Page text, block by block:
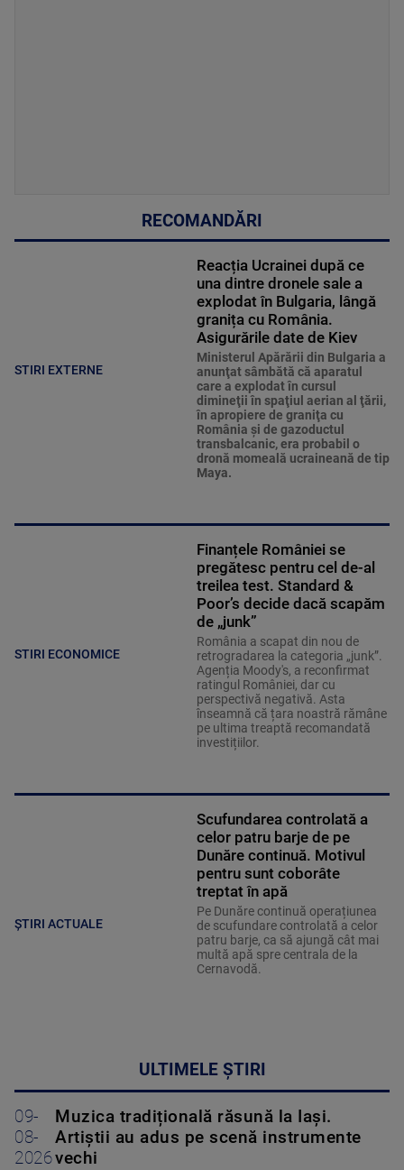
RECOMANDĂRI
STIRI EXTERNE
Reacția Ucrainei după ce
una dintre dronele sale a
explodat în Bulgaria, lângă
granița cu România.
Asigurările date de Kiev
Ministerul Apărării din Bulgaria a
anunţat sâmbătă că aparatul
care a explodat în cursul
dimineţii în spaţiul aerian al ţării,
în apropiere de graniţa cu
România şi de gazoductul
transbalcanic, era probabil o
dronă momeală ucraineană de tip
Maya.
STIRI ECONOMICE
Finanțele României se
pregătesc pentru cel de-al
treilea test. Standard &
Poor’s decide dacă scapăm
de „junk”
România a scapat din nou de
retrogradarea la categoria „junk”.
Agenția Moody's, a reconfirmat
ratingul României, dar cu
perspectivă negativă. Asta
înseamnă că țara noastră rămâne
pe ultima treaptă recomandată
investițiilor.
ȘTIRI ACTUALE
Scufundarea controlată a
celor patru barje de pe
Dunăre continuă. Motivul
pentru sunt coborâte
treptat în apă
Pe Dunăre continuă operațiunea
de scufundare controlată a celor
patru barje, ca să ajungă cât mai
multă apă spre centrala de la
Cernavodă.
ULTIMELE ȘTIRI
09-
08-
2026
Muzica tradițională răsună la Iași.
Artiștii au adus pe scenă instrumente
vechi